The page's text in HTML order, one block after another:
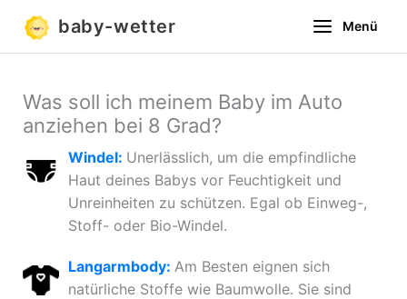
Inhalt
springen
baby-wetter Menü
Was soll ich meinem Baby im Auto
anziehen bei 8 Grad?
Windel: Unerlässlich, um die empfindliche
Haut deines Babys vor Feuchtigkeit und
Unreinheiten zu schützen. Egal ob Einweg-,
Stoff- oder Bio-Windel.
Langarmbody: Am Besten eignen sich
natürliche Stoffe wie Baumwolle. Sie sind